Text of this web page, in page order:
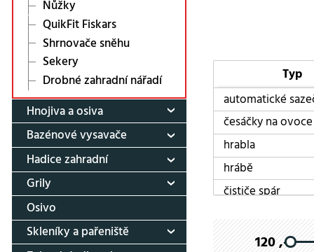
Nůžky
QuikFit Fiskars
Shrnovače sněhu
Sekery
Drobné zahradní nářadí
Hnojiva a osiva
Bazénové vysavače
Hadice zahradní
Grily
Osivo
Skleníky a pařeniště
Typ
automatické
česáčky na ovoce
hrabla
hrábě
čističe spár
kartáče na spáry
kovadlinkové
120 ,-